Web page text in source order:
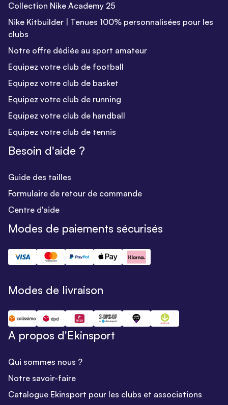
Collection Nike Academy 25
Nike Kitbuilder | Tenues 100% personnalisées pour les
clubs
Notre offre dédiée au sport amateur
Equipez votre club de football
Equipez votre club de basket
Equipez votre club de running
Equipez votre club de handball
Equipez votre club de tennis
Besoin d'aide ?
Guide des tailles
Formulaire de retour de commande
Centre d'aide
Modes de paiements sécurisés
Modes de livraison
A propos d'Ekinsport
Qui sommes nous ?
Notre savoir-faire
Catalogue Ekinsport pour les clubs et associations